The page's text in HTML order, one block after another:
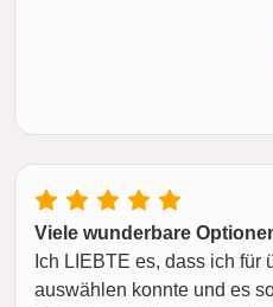
Viele wunderbare
Ich LIEBTE es, dass ich für
auswählen konnte und es